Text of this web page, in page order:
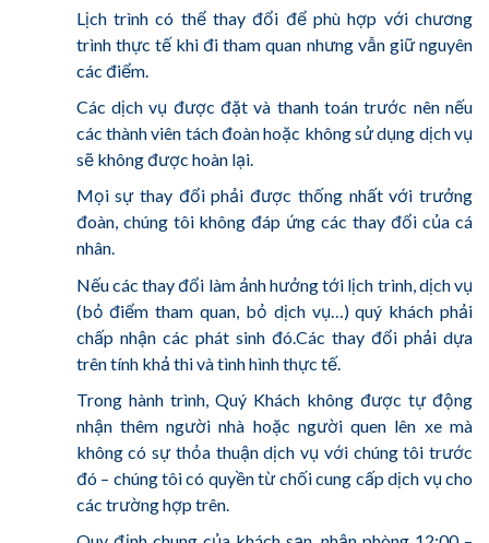
Lịch trình có thể thay đổi để phù hợp với chương
trình thực tế khi đi tham quan nhưng vẫn giữ nguyên
các điểm.
Các dịch vụ được đặt và thanh toán trước nên nếu
các thành viên tách đoàn hoặc không sử dụng dịch vụ
sẽ không được hoàn lại.
Mọi sự thay đổi phải được thống nhất với trưởng
đoàn, chúng tôi không đáp ứng các thay đổi của cá
nhân.
Nếu các thay đổi làm ảnh hưởng tới lịch trình, dịch vụ
(bỏ điểm tham quan, bỏ dịch vụ…) quý khách phải
chấp nhận các phát sinh đó.Các thay đổi phải dựa
trên tính khả thi và tình hình thực tế.
Trong hành trình, Quý Khách không được tự động
nhận thêm người nhà hoặc người quen lên xe mà
không có sự thỏa thuận dịch vụ với chúng tôi trước
đó – chúng tôi có quyền từ chối cung cấp dịch vụ cho
các trường hợp trên.